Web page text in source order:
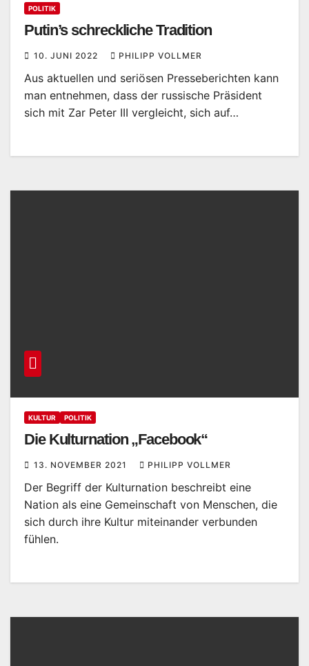
POLITIK
Putin’s schreckliche Tradition
10. JUNI 2022 PHILIPP VOLLMER
Aus aktuellen und seriösen Presseberichten kann
man entnehmen, dass der russische Präsident
sich mit Zar Peter III vergleicht, sich auf…
KULTUR POLITIK
Die Kulturnation „Facebook“
13. NOVEMBER 2021 PHILIPP VOLLMER
Der Begriff der Kulturnation beschreibt eine
Nation als eine Gemeinschaft von Menschen, die
sich durch ihre Kultur miteinander verbunden
fühlen.